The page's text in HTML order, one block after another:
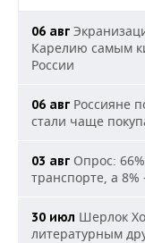
06 авг
Карелию самым
России
06 авг Россияне
стали чаще
03 авг Опрос:
транспорте, а
30 июл Шерлок
литературным